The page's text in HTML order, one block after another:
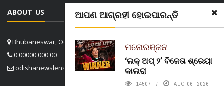
ଆପଣ ଆଗ୍ରହୀ ହୋଇପାରନ୍ତି
ମନୋରଞ୍ଜନ
‘ଲକ୍ ଅପ୍ ୨’ ବିଜେତା ଶ୍ରେୟା
କାଲରା
14507 AUG 06, 2026
ABOUT US
Bhubaneswar, Odisha, India
0 00000 000 00
odishanewslens@gmail.com